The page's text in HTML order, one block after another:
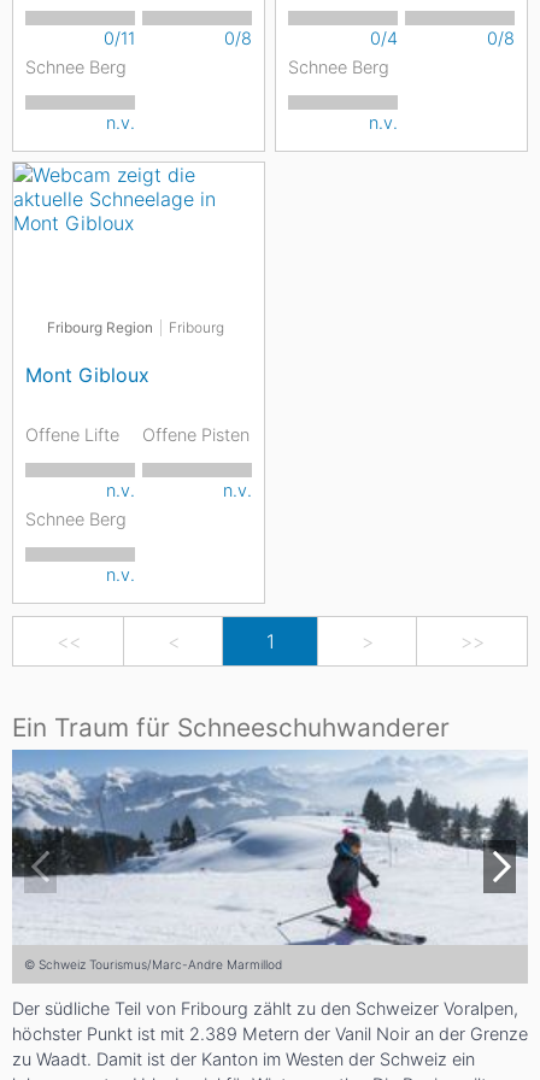
0/11
0/8
Schnee Berg
n.v.
0/4
0/8
Schnee Berg
n.v.
Fribourg Region Fribourg
Mont Gibloux
Offene Lifte
n.v.
Offene Pisten
n.v.
Schnee Berg
n.v.
<< < 1 > >>
Ein Traum für Schneeschuhwanderer
© Schweiz Tourismus/Marc-Andre Marmillod
Der südliche Teil von Fribourg zählt zu den Schweizer Voralpen,
höchster Punkt ist mit 2.389 Metern der Vanil Noir an der Grenze
zu Waadt. Damit ist der Kanton im Westen der Schweiz ein